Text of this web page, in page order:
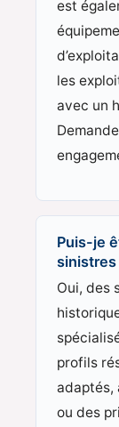
est
les
avec un
Puis-je
sinistres
Oui, des
profils
adaptés,
ou des